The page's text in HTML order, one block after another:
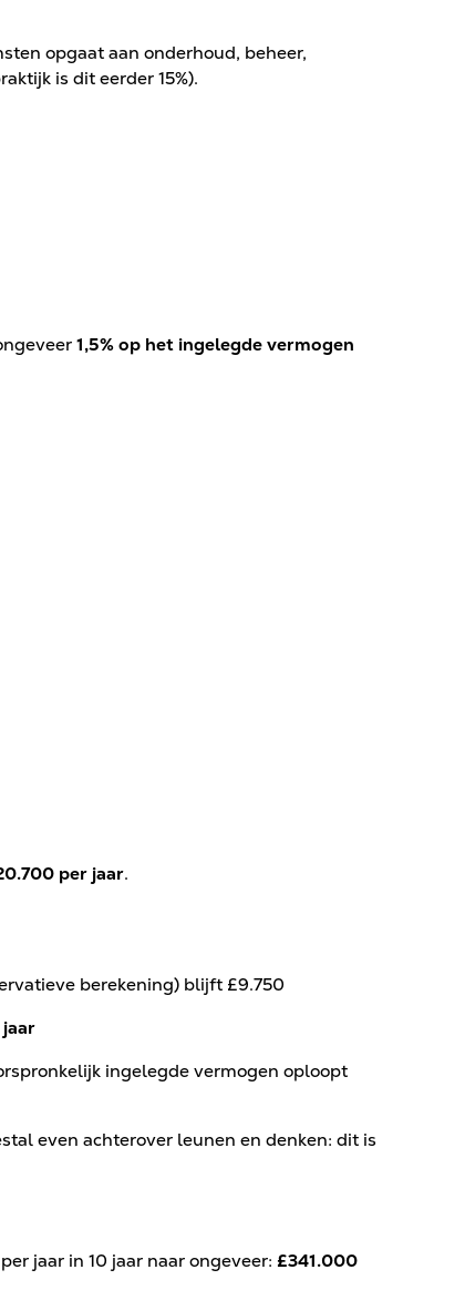
opgaat aan onderhoud, beheer,
is dit eerder 15%).
1,5% op het ingelegde vermogen
per jaar.
berekening) blijft £9.750
ingelegde vermogen oploopt
even achterover leunen en denken: dit is
jaar in 10 jaar naar ongeveer: £341.000